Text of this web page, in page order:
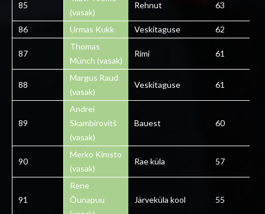
85
(vasak)
Rehnut 63
86 Urmas Kukk Veskitaguse 62
87
Thomas
Münch (vasak)
Rimi 61
88
Margus Raud
(vasak)
Veskitaguse 61
89
Andrei
Skambirovitš
(vasak)
Bauest 60
90
Merko Kimsto
(vasak)
Rae küla 57
91
Rene
Õunapuu
Järveküla kool 55